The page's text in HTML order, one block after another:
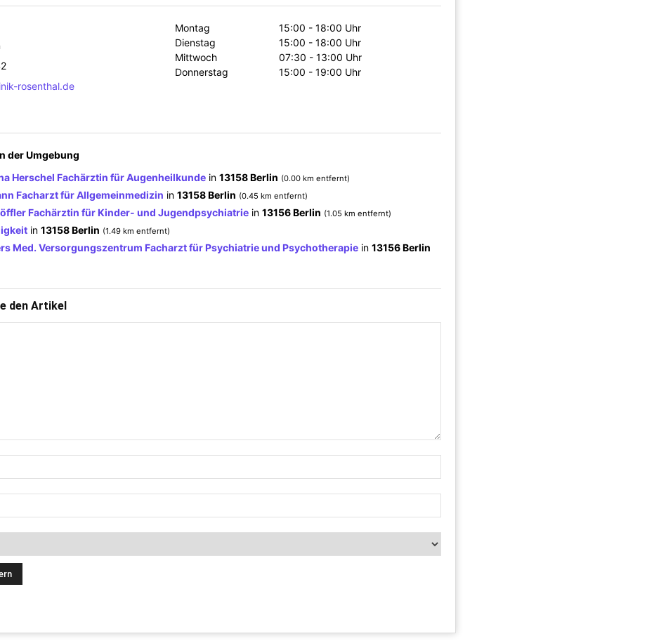
rosenthal.de
Montag
15:00 - 18:00 Uhr
Dienstag
15:00 - 18:00 Uhr
Mittwoch
07:30 - 13:00 Uhr
Donnerstag
15:00 - 19:00 Uhr
der Umgebung
Herschel Fachärztin für Augenheilkunde in 13158 Berlin (0.00 km entfernt)
Facharzt für Allgemeinmedizin in 13158 Berlin (0.45 km entfernt)
Fachärztin für Kinder- und Jugendpsychiatrie in 13156 Berlin (1.05 km entfernt)
in 13158 Berlin (1.49 km entfernt)
Med. Versorgungszentrum Facharzt für Psychiatrie und Psychotherapie in 13156 Berlin
den Artikel